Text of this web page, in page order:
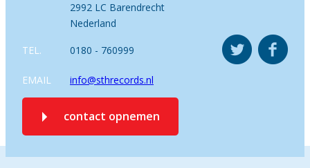
2992 LC Barendrecht
Nederland
TEL. 0180 - 760999
EMAIL info@sthrecords.nl
contact opnemen